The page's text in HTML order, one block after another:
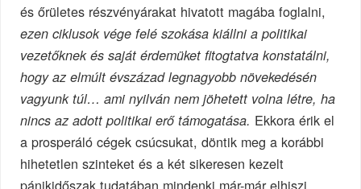
és őrületes részvényárakat hivatott magába foglalni,
ezen ciklusok vége felé szokása kiállni a politikai
vezetőknek és saját érdemüket fitogtatva konstatálni,
hogy az elmúlt évszázad legnagyobb növekedésén
vagyunk túl… ami nyilván nem jöhetett volna létre, ha
nincs az adott politikai erő támogatása. Ekkora érik el
a prosperáló cégek csúcsukat, döntik meg a korábbi
hihetetlen szinteket és a két sikeresen kezelt
pánikidőszak tudatában mindenki már-már elhiszi,